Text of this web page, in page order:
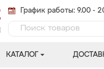
График работы: 9.00 -
КАТАЛОГ